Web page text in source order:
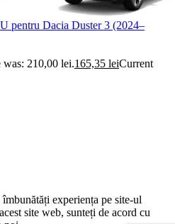
pentru Dacia Duster 3 (2024–
210,00 lei.165,35 leiCurrent
experiența pe site-ul
site web, sunteți de acord cu